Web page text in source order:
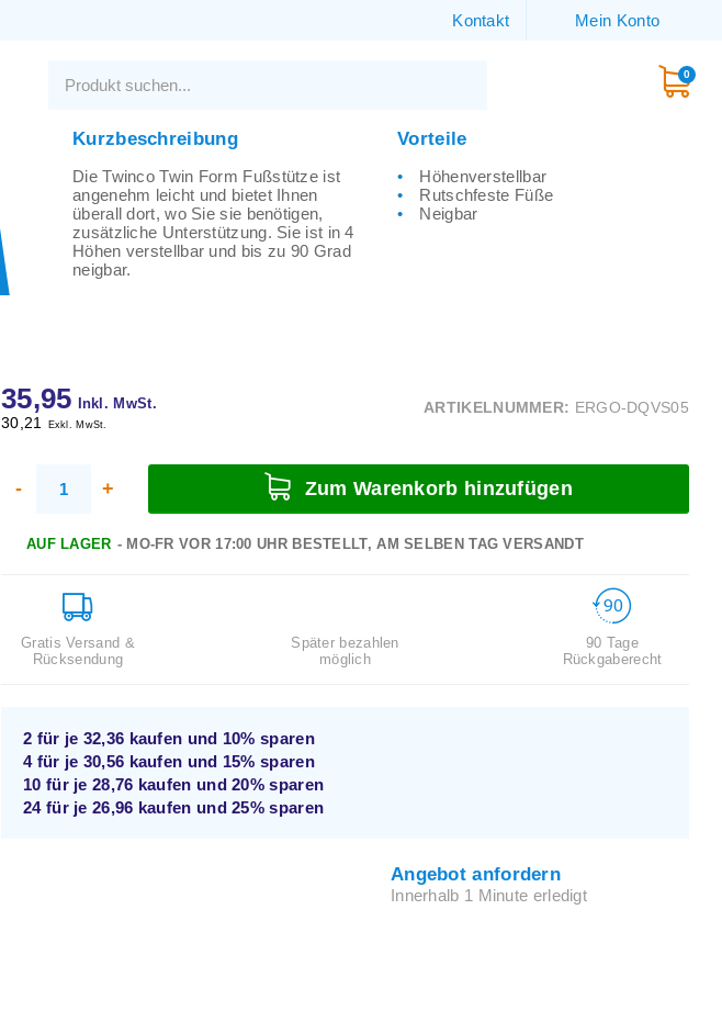
Kontakt Mein Konto
0
Kurzbeschreibung
Die Twinco Twin Form Fußstütze ist
angenehm leicht und bietet Ihnen
überall dort, wo Sie sie benötigen,
zusätzliche Unterstützung. Sie ist in 4
Höhen verstellbar und bis zu 90 Grad
neigbar.
Vorteile
Höhenverstellbar
Rutschfeste Füße
Neigbar
35,95
Inkl. MwSt.
30,21 Exkl. MwSt.
ARTIKELNUMMER: ERGO-DQVS05
- + Zum Warenkorb hinzufügen
AUF LAGER - MO-FR VOR 17:00 UHR BESTELLT, AM SELBEN TAG VERSANDT
Gratis Versand &
Rücksendung
Später bezahlen
möglich
90 Tage
Rückgaberecht
2 für je 32,36 kaufen und 10% sparen
4 für je 30,56 kaufen und 15% sparen
10 für je 28,76 kaufen und20% sparen
24 für je 26,96 kaufen und25% sparen
Angebot anfordern
Innerhalb 1 Minute erledigt